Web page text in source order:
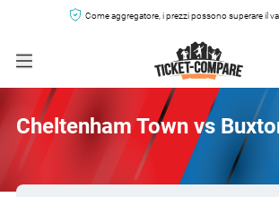
Come aggregatore, i prezzi possono superare il
Cheltenham Town vs